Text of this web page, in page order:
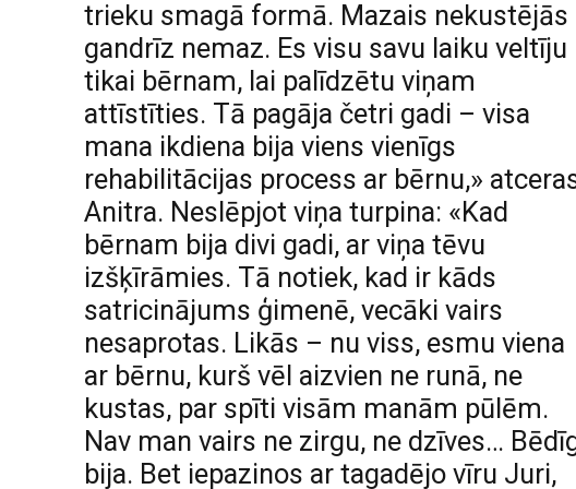
trieku smagā formā. Mazais nekustējās
gandrīz nemaz. Es visu savu laiku veltīju
tikai bērnam, lai palīdzētu viņam
attīstīties. Tā pagāja četri gadi – visa
mana ikdiena bija viens vienīgs
rehabilitācijas process ar bērnu,»
Anitra. Neslēpjot viņa turpina: «Kad
bērnam bija divi gadi, ar viņa tēvu
izšķīrāmies. Tā notiek, kad ir kāds
satricinājums ģimenē, vecāki vairs
nesaprotas. Likās – nu viss, esmu viena
ar bērnu, kurš vēl aizvien ne runā, ne
kustas, par spīti visām manām pūlēm.
Nav man vairs ne zirgu, ne dzīves…
bija. Bet iepazinos ar tagadējo vīru Juri,